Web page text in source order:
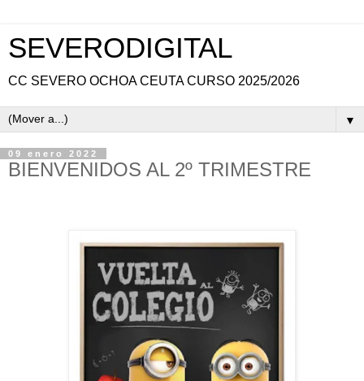
SEVERODIGITAL
CC SEVERO OCHOA CEUTA CURSO 2025/2026
▼
09 enero 2022
BIENVENIDOS AL 2º TRIMESTRE